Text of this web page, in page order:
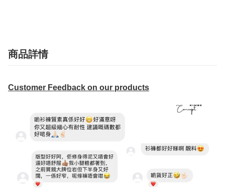
商品詳情
Customer Feedback on our products